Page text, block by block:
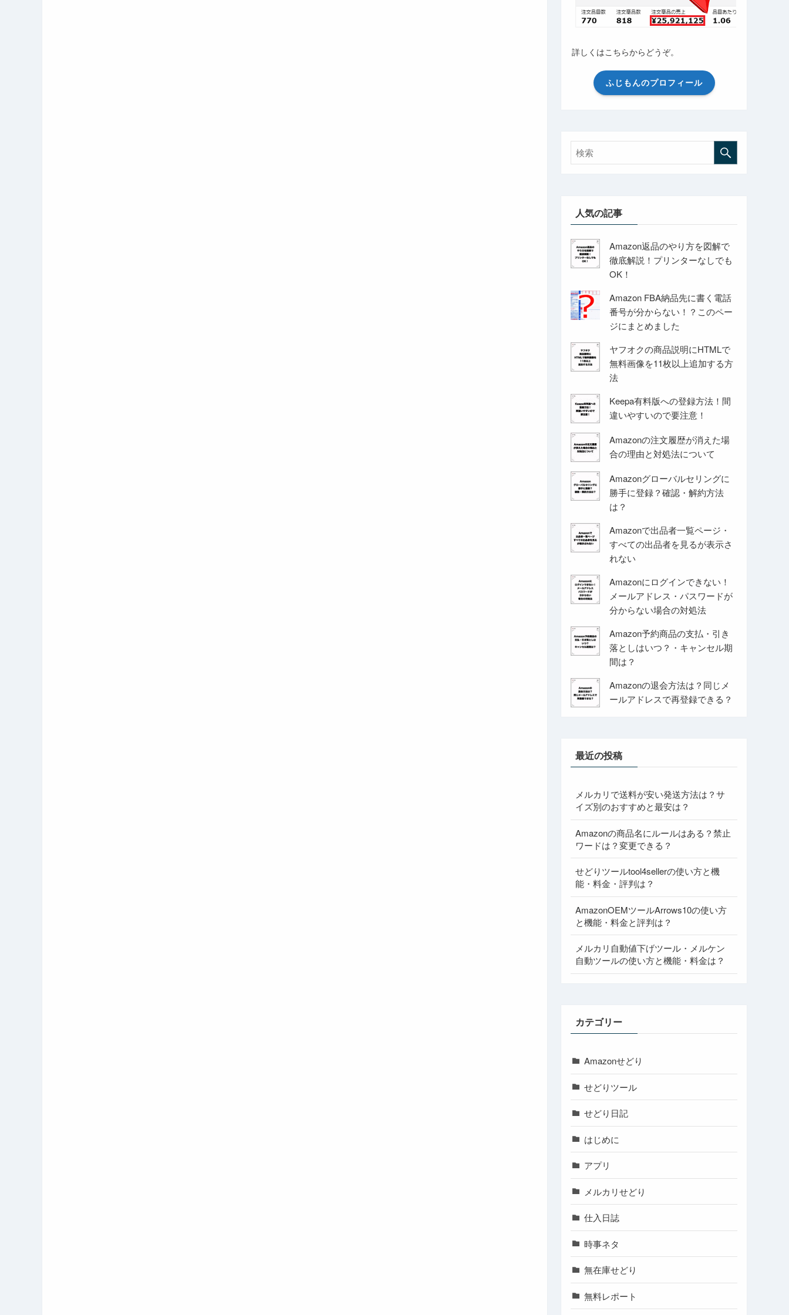
詳しくはこちらからどうぞ。
ふじもんのプロフィール
人気の記事
Amazon返品のやり方を図解で
徹底解説！プリンターなしでも
OK！
Amazon FBA納品先に書く電話
番号が分からない！？このペー
ジにまとめました
ヤフオクの商品説明にHTMLで
無料画像を11枚以上追加する方
法
Keepa有料版への登録方法！間
違いやすいので要注意！
Amazonの注文履歴が消えた場
合の理由と対処法について
Amazonグローバルセリングに
勝手に登録？確認・解約方法
は？
Amazonで出品者一覧ページ・
すべての出品者を見るが表示さ
れない
Amazonにログインできない！
メールアドレス・パスワードが
分からない場合の対処法
Amazon予約商品の支払・引き
落としはいつ？・キャンセル期
間は？
Amazonの退会方法は？同じメ
ールアドレスで再登録できる？
最近の投稿
メルカリで送料が安い発送方法は？サ
イズ別のおすすめと最安は？
Amazonの商品名にルールはある？禁止
ワードは？変更できる？
せどりツールtool4sellerの使い方と機
能・料金・評判は？
AmazonOEMツールArrows10の使い方
と機能・料金と評判は？
メルカリ自動値下げツール・メルケン
自動ツールの使い方と機能・料金は？
カテゴリー
Amazonせどり
せどりツール
せどり日記
はじめに
アプリ
メルカリせどり
仕入日誌
時事ネタ
無在庫せどり
無料レポート